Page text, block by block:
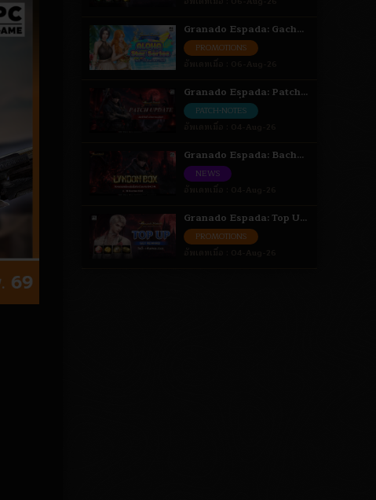
Granado Espada: Gacha
Aloha Star Series เติมเงิน
รับสิทธิ์สุ่มไอเทม 6 - 18 ส.ค.
PROMOTIONS
Granado Espada: Patch
Update วันที่ 4 สิงหาคม
2569 Highlight
PATCH-NOTES
Granado Espada: Bacha
Episode Event [ Bacha ] 4
- 18 ส.ค. 69
NEWS
Granado Espada: Top Up
Get Reward สะสมยอดรับ
ไอเทม 4 ส.ค. - 1 ก.ย. 69
PROMOTIONS